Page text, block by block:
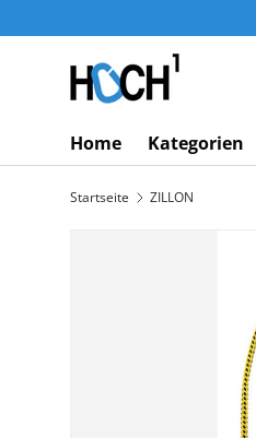
DIREKT ZUM INHALT
Home Kategorien
Startseite ZILLON